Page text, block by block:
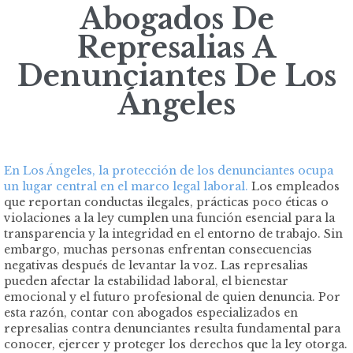
Abogados De
Represalias A
Denunciantes De Los
Ángeles
En Los Ángeles, la protección de los denunciantes ocupa
un lugar central en el marco legal laboral. Los empleados
que reportan conductas ilegales, prácticas poco éticas o
violaciones a la ley cumplen una función esencial para la
transparencia y la integridad en el entorno de trabajo. Sin
embargo, muchas personas enfrentan consecuencias
negativas después de levantar la voz. Las represalias
pueden afectar la estabilidad laboral, el bienestar
emocional y el futuro profesional de quien denuncia. Por
esta razón, contar con abogados especializados en
represalias contra denunciantes resulta fundamental para
conocer, ejercer y proteger los derechos que la ley otorga.